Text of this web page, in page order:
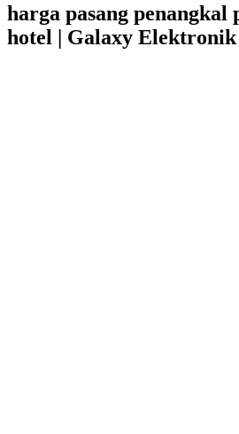
harga pasang
hotel | Galaxy Elektronik